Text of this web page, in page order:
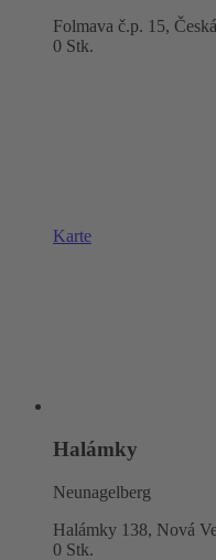
Folmava č.p. 15,
0 Stk.
Karte
Halámky
Neunagelberg
Halámky 138, Nová
0 Stk.